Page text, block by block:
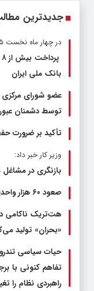
جدیدترین
در چهار ماه نخست ۱۴۰۵ رقم خورد؛
بانک ملی ایران
عضو شورای مرکزی
توسط دشمنان
تأکید بر ضرورت
وزیر کار خبر داد:
بازنگری در
صعود ۶۰ هزار واحدی شاخص بورس
هت‌تریک ناکامی
«بحران» تولید
حیات سیاسی
تفاهم کنونی با
راهبردی نظام را